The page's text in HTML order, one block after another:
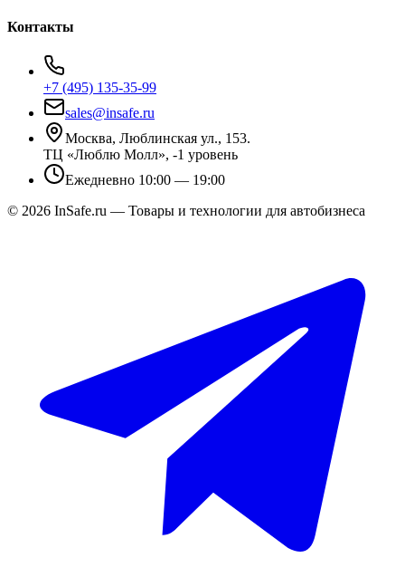
Контакты
+7 (495) 135-35-99
sales@insafe.ru
Москва, Люблинская ул., 153.
ТЦ «Люблю Молл», -1 уровень
Ежедневно 10:00 — 19:00
© 2026 InSafe.ru — Товары и технологии для автобизнеса